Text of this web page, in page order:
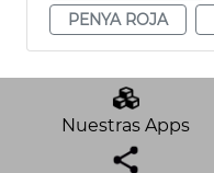
PENYA ROJA
Nuestras Apps